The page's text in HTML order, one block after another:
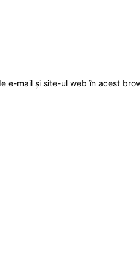
e-mail și site-ul web în acest